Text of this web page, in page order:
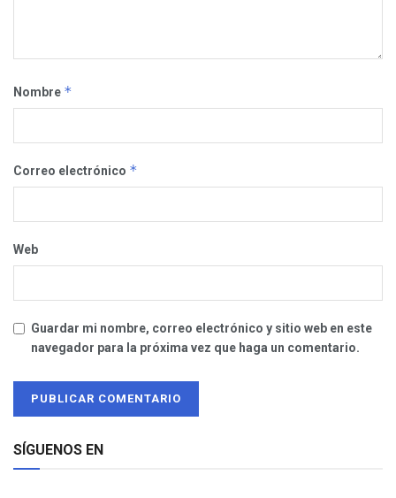
Nombre *
Correo electrónico *
Web
Guardar mi nombre, correo electrónico y sitio web en este
navegador para la próxima vez que haga un comentario.
SÍGUENOS EN